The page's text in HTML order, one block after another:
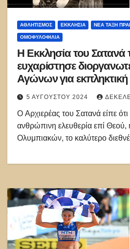
ΑΘΛΗΤΙΣΜΌΣ ΕΚΚΛΗΣΊΑ ΝΈΑ ΤΆΞΗ
ΟΜΟΦΥΛΟΦΙΛΊΑ
Η Εκκλησία του
ευχαρίστησε
Αγώνων για εκπληκτική
Έναρξης!
5 ΑΥΓΟΎΣΤΟΥ 2024
O Αρχιερέας του Σατανά είπε
ανθρώπινη ελευθερία επί Θεού,
Ολυμπιακών, το καλύτερο